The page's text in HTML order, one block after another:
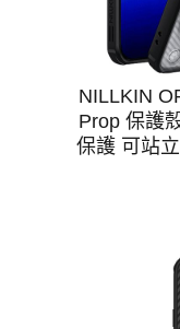
NILLKIN
Prop 保護
保護 可站